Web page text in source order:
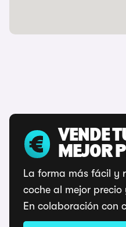
VENDE
MEJOR
La forma más fácil y
coche al mejor
En colaboración con